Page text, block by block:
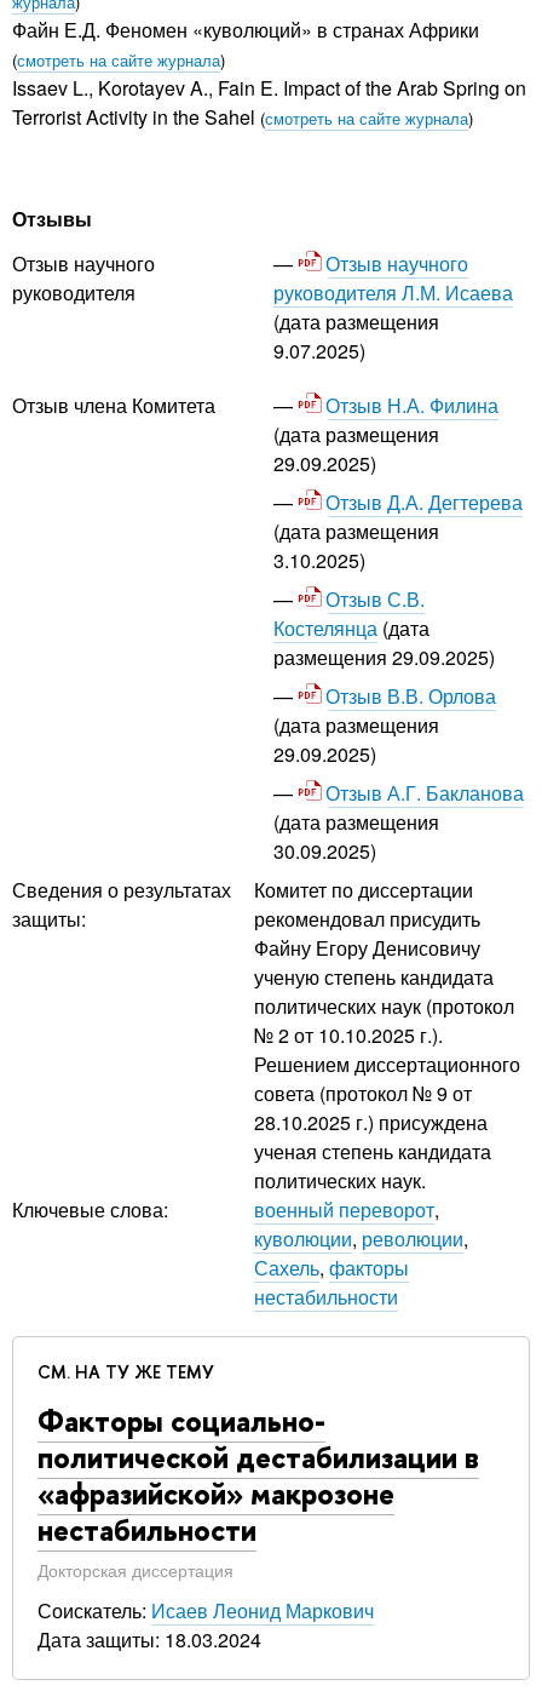
Файн Е.Д. Феномен «куволюций» в странах Африки
(смотреть на сайте журнала)
Issaev L., Korotayev A., Fain E. Impact of the Arab Spring on
Terrorist Activity in the Sahel (смотреть на сайте журнала)
Отзывы
Отзыв научного
руководителя
Отзыв научного
руководителя Л.М. Исаева
(дата размещения
9.07.2025)
Отзыв члена Комитета
Отзыв Н.А. Филина
(дата размещения
29.09.2025)
Отзыв Д.А. Дегтерева
(дата размещения
3.10.2025)
Отзыв С.В.
Костелянца (дата
размещения 29.09.2025)
Отзыв В.В. Орлова
(дата размещения
29.09.2025)
Отзыв А.Г. Бакланова
(дата размещения
30.09.2025)
Сведения о результатах
защиты:
Комитет по диссертации
рекомендовал присудить
Файну Егору Денисовичу
ученую степень кандидата
политических наук (протокол
№ 2 от 10.10.2025 г.).
Решением диссертационного
совета (протокол № 9 от
28.10.2025 г.) присуждена
ученая степень кандидата
политических наук.
Ключевые слова:
военный переворот,
куволюции, революции,
Сахель, факторы
нестабильности
СМ. НА ТУ ЖЕ ТЕМУ
Факторы социально-
политической дестабилизации в
«афразийской» макрозоне
нестабильности
Докторская диссертация
Соискатель: Исаев Леонид Маркович
Дата защиты: 18.03.2024